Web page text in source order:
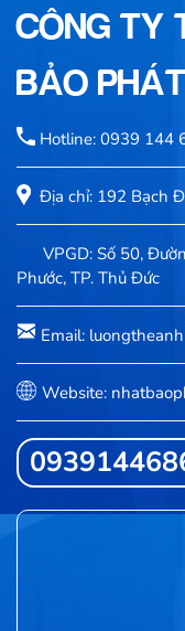
CÔNG TY
BẢO PHÁT
Hotline: 0939 144
Địa chỉ: 192 Bạch
VPGD: Số 50,
Phước, TP. Thủ Đức
Email:
Website: